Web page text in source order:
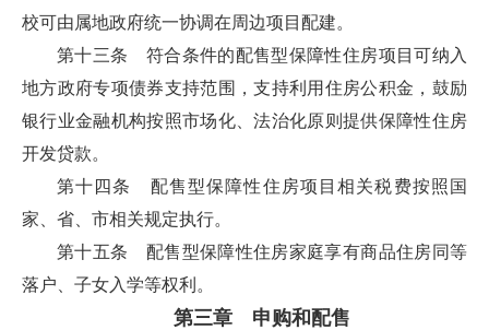
校可由属地政府统一协调在周边项目配建。
第十三条 符合条件的配售型保障性住房项目可纳入
地方政府专项债券支持范围，支持利用住房公积金，鼓励
银行业金融机构按照市场化、法治化原则提供保障性住房
开发贷款。
第十四条 配售型保障性住房项目相关税费按照国
家、省、市相关规定执行。
第十五条 配售型保障性住房家庭享有商品住房同等
落户、子女入学等权利。
第三章 申购和配售